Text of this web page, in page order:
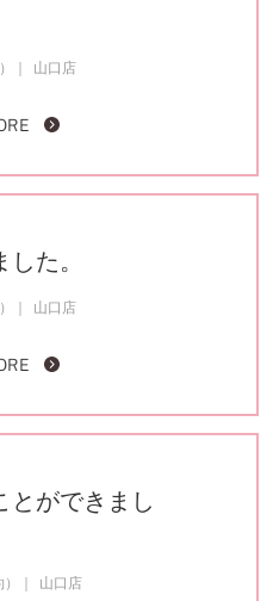
山口店
た。
山口店
とができまし
山口店